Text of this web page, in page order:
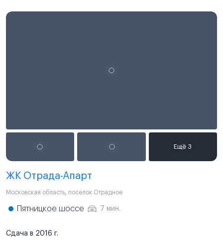
ЖК Отрада-Апарт
Московская область, поселок Отрадное
Пятницкое шоссе 7 мин.
Сдача в 2016 г.